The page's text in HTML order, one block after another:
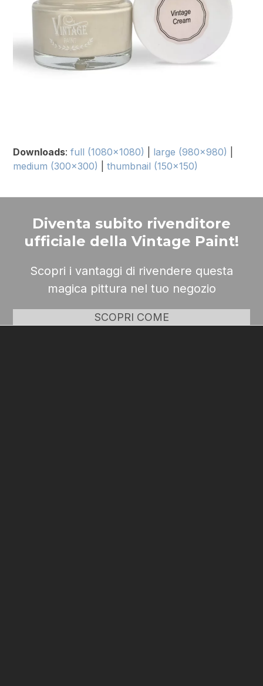
Downloads:full (1080x1080) large (980x980)
medium (300x300)
|thumbnail (150x150)
Diventa subito rivenditore
ufficiale della Vintage Paint!
Scopri i vantaggi di rivendere questa
magica pittura nel tuo negozio
SCOPRI COME